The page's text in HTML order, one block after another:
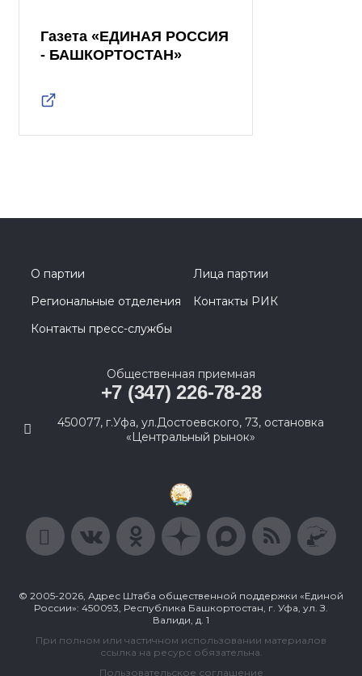
Газета «ЕДИНАЯ РОССИЯ
- БАШКОРТОСТАН»
О партии
Лица партии
Региональные отделения
Контакты РИК
Контакты пресс-службы
Общественная приемная
+7 (347) 226-78-28
450077, г.Уфа, ул.Достоевского, 73, остановка
«Центральный рынок»
© 2005-2026, Адрес Штаба общественной поддержки «Единой
России»: 450093, Республика Башкортостан, г. Уфа, ул. З.
Валиди, д. 1
При полном или частичном использовании материалов
ссылка на ресурс обязательна.
Пользовательское соглашение